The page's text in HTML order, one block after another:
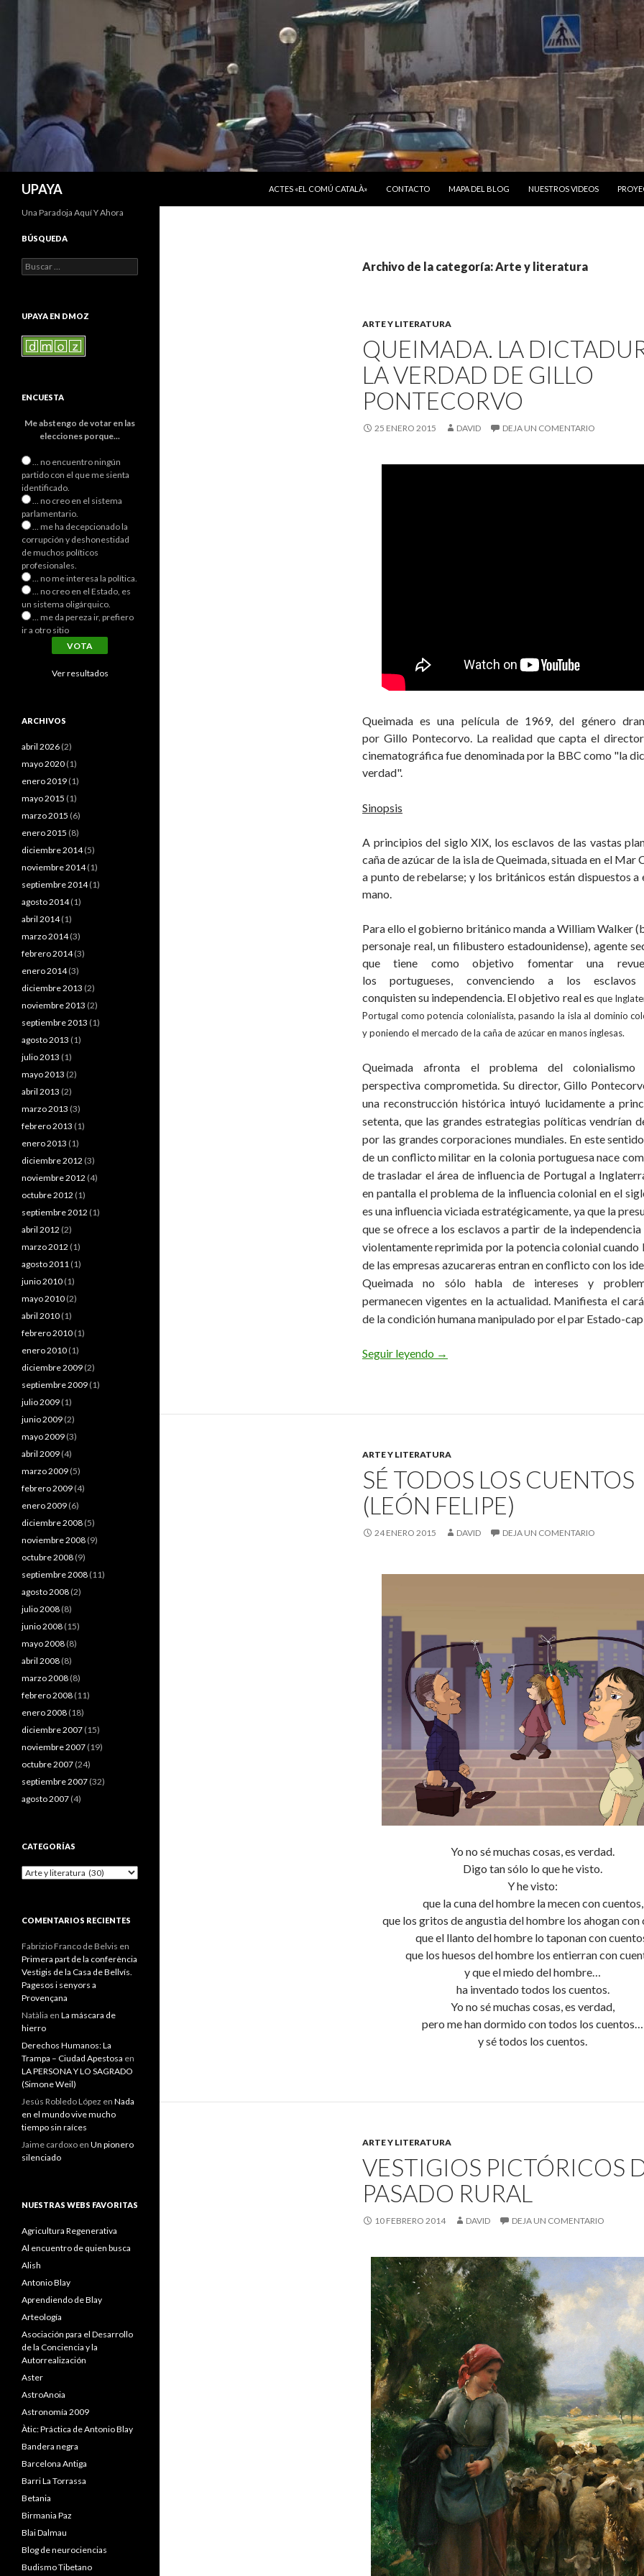
UPAYA
ACTES «EL COMÚ CATALÀ»
CONTACTO MAPA DEL BLOG NUESTROS VIDEOS
Archivo de la categoría: Arte y literatura
ARTE Y LITERATURA
QUEIMADA. LA
LA VERDAD DE GILLO
PONTECORVO
25 ENERO 2015 DAVID DEJA UN COMENTARIO
Queimada es una película de 1969, del género
por Gillo Pontecorvo. La realidad que capta el
cinematográfica fue denominada por la BBC como "la
verdad".
Sinopsis
A principios del siglo XIX, los esclavos de las vastas
caña de azúcar de la isla de Queimada, situada en el Mar
a punto de rebelarse; y los británicos están dispuestos a
mano.
Para ello el gobierno británico manda a William Walker
personaje real, un filibustero estadounidense), agente
que tiene como objetivo fomentar una
los portugueses, convenciendo a los
conquisten su independencia. El objetivo real es que
Portugal como potencia colonialista, pasando la isla al dominio
y poniendo el mercado de la caña de azúcar en manos inglesas.
Queimada afronta el problema del colonialismo
perspectiva comprometida. Su director, Gillo
una reconstrucción histórica intuyó lucidamente a
setenta, que las grandes estrategias políticas vendrían
por las grandes corporaciones mundiales. En este
de un conflicto militar en la colonia portuguesa nace
de trasladar el área de influencia de Portugal a
en pantalla el problema de la influencia colonial en el
es una influencia viciada estratégicamente, ya que la
que se ofrece a los esclavos a partir de la independencia
violentamente reprimida por la potencia colonial cuando
de las empresas azucareras entran en conflicto con los
Queimada no sólo habla de intereses y
permanecen vigentes en la actualidad. Manifiesta el
de la condición humana manipulado por el par Estado-
Seguir leyendo Queimada. La dictadura de la verdad de
→
ARTE Y LITERATURA
SÉ TODOS LOS CUENTOS
(LEÓN FELIPE)
24 ENERO 2015 DAVID DEJA UN COMENTARIO
Yo no sé muchas cosas, es verdad.
Digo tan sólo lo que he visto.
Y he visto:
que la cuna del hombre la mecen con cuentos,
que los gritos de angustia del hombre los ahogan con
que el llanto del hombre lo taponan con
que los huesos del hombre los entierran con
y que el miedo del hombre…
ha inventado todos los cuentos.
Yo no sé muchas cosas, es verdad,
pero me han dormido con todos los cuentos…
y sé todos los cuentos.
ARTE Y LITERATURA
VESTIGIOS PICTÓRICOS
PASADO RURAL
10 FEBRERO 2014 DAVID DEJA UN COMENTARIO
Una Paradoja Aquí Y Ahora
BÚSQUEDA
Buscar:
UPAYA EN DMOZ
ENCUESTA
Me abstengo de votar en las
elecciones porque...
... no encuentro ningún
partido con el que me sienta
identificado.
... no creo en el sistema
parlamentario.
... me ha decepcionado la
corrupción y deshonestidad
de muchos políticos
profesionales.
... no me interesa la política.
... no creo en el Estado, es
un sistema oligárquico.
... me da pereza ir, prefiero
ir a otro sitio
Ver resultados
ARCHIVOS
abril 2026 (2)
mayo 2020 (1)
enero 2019 (1)
mayo 2015 (1)
marzo 2015 (6)
enero 2015 (8)
diciembre 2014(5)
noviembre 2014(1)
septiembre 2014(1)
agosto 2014(1)
abril 2014(1)
marzo 2014(3)
febrero 2014(3)
enero 2014(3)
diciembre 2013 (2)
noviembre 2013 (2)
septiembre 2013 (1)
agosto 2013 (1)
julio 2013 (1)
mayo 2013 (2)
abril 2013 (2)
marzo 2013 (3)
febrero 2013 (1)
enero 2013 (1)
diciembre 2012 (3)
noviembre 2012 (4)
octubre 2012 (1)
septiembre 2012 (1)
abril 2012 (2)
marzo 2012 (1)
agosto 2011 (1)
junio 2010 (1)
mayo 2010 (2)
abril 2010 (1)
febrero 2010 (1)
enero 2010 (1)
diciembre 2009 (2)
septiembre 2009 (1)
julio 2009 (1)
junio 2009 (2)
mayo 2009 (3)
abril 2009 (4)
marzo 2009 (5)
febrero 2009 (4)
enero 2009 (6)
diciembre 2008 (5)
noviembre 2008 (9)
octubre 2008 (9)
septiembre 2008 (11)
agosto 2008 (2)
julio 2008 (8)
junio 2008 (15)
mayo 2008 (8)
abril 2008 (8)
marzo 2008 (8)
febrero 2008 (11)
enero 2008 (18)
diciembre 2007 (15)
noviembre 2007 (19)
octubre 2007 (24)
septiembre 2007 (32)
agosto 2007 (4)
CATEGORÍAS
Categorías
COMENTARIOS RECIENTES
Fabrizio Franco de Belvis en
Primera part de la conferència
Vestigis de la Casa de Bellvís.
Pagesos i senyors a
Provençana
Natàlia en La máscara de
hierro
Derechos Humanos: La
Trampa – Ciudad Apestosa en
LA PERSONA Y LO SAGRADO
(Simone Weil)
Jesús Robledo López en Nada
en el mundo vive mucho
tiempo sin raíces
Jaime cardoxo en Un pionero
silenciado
NUESTRAS WEBS FAVORITAS
Agricultura Regenerativa
Al encuentro de quien busca
Alish
Antonio Blay
Aprendiendo de Blay
Arteología
Asociación para el Desarrollo
de la Conciencia y la
Autorrealización
Aster
AstroAnoia
Astronomía 2009
Àtic: Práctica de Antonio Blay
Bandera negra
Barcelona Antiga
Barri La Torrassa
Betania
Birmania Paz
Blai Dalmau
Blog de neurociencias
Budismo Tibetano